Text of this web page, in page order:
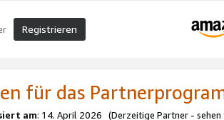
Registrieren
für das
am: 14. April 2026 (Derzeitige Partner - sehen